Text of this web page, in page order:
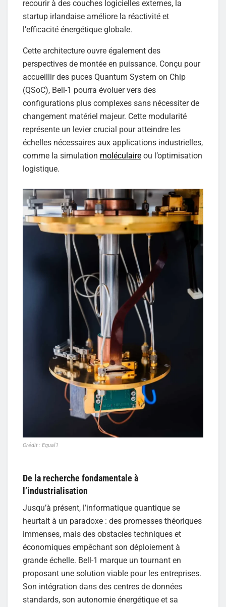
recourir à des couches logicielles externes, la
startup irlandaise améliore la réactivité et
l’efficacité énergétique globale.
Cette architecture ouvre également des
perspectives de montée en puissance. Conçu pour
accueillir des puces Quantum System on Chip
(QSoC), Bell-1 pourra évoluer vers des
configurations plus complexes sans nécessiter de
changement matériel majeur. Cette modularité
représente un levier crucial pour atteindre les
échelles nécessaires aux applications industrielles,
comme la simulation moléculaire ou l’optimisation
logistique.
Crédit : Equal1
De la recherche fondamentale à
l’industrialisation
Jusqu’à présent, l’informatique quantique se
heurtait à un paradoxe : des promesses théoriques
immenses, mais des obstacles techniques et
économiques empêchant son déploiement à
grande échelle. Bell-1 marque un tournant en
proposant une solution viable pour les entreprises.
Son intégration dans des centres de données
standards, son autonomie énergétique et sa